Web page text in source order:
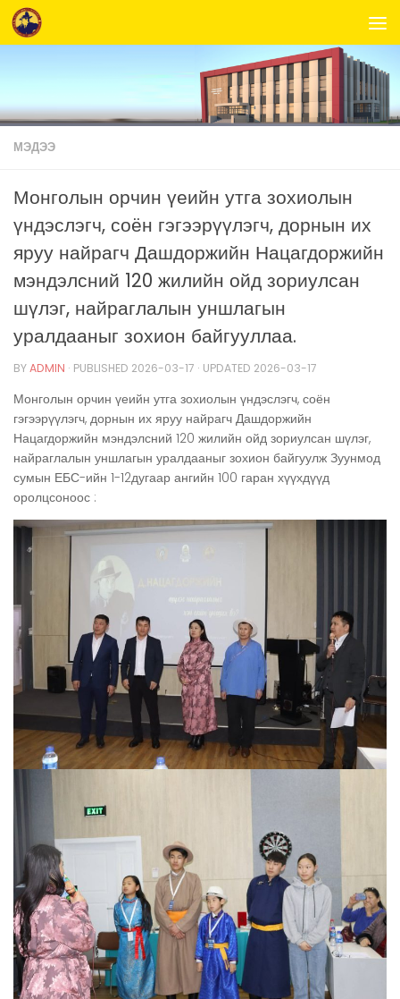
Skip to content
МЭДЭЭ
Монголын орчин үеийн утга зохиолын
үндэслэгч, соён гэгээрүүлэгч, дорнын их
яруу найрагч Дашдоржийн Нацагдоржийн
мэндэлсний 120 жилийн ойд зориулсан
шүлэг, найраглалын уншлагын
уралдааныг зохион байгууллаа.
BYADMIN · PUBLISHED 2026-03-17 · UPDATED 2026-03-17
Монголын орчин үеийн утга зохиолын үндэслэгч, соён
гэгээрүүлэгч, дорнын их яруу найрагч Дашдоржийн
Нацагдоржийн мэндэлсний 120 жилийн ойд зориулсан шүлэг,
найраглалын уншлагын уралдааныг зохион байгуулж Зуунмод
сумын ЕБС-ийн 1-12дугаар ангийн 100 гаран хүүхдүүд
оролцсоноос :